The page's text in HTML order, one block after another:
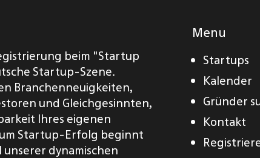
beim "Startup
Startup-Szene.
Branchenneuigkeiten,
und Gleichgesinnten,
Ihres eigenen
Startup-Erfolg beginnt
dynamischen
Menu
Startups
Kalender
Gründer
Kontakt